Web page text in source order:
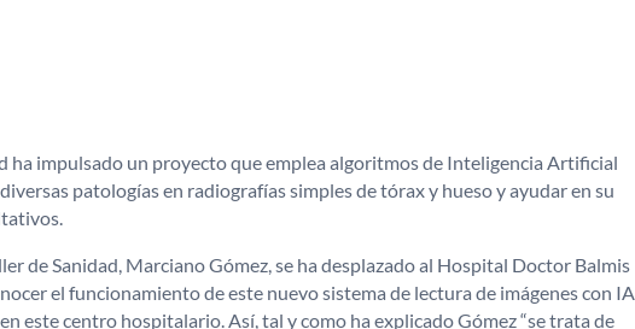
ha impulsado un proyecto que emplea algoritmos de Inteligencia Artificial
patologías en radiografías simples de tórax y hueso y ayudar en su
de Sanidad, Marciano Gómez, se ha desplazado al Hospital Doctor Balmis
el funcionamiento de este nuevo sistema de lectura de imágenes con IA
este centro hospitalario. Así, tal y como ha explicado Gómez “se trata de